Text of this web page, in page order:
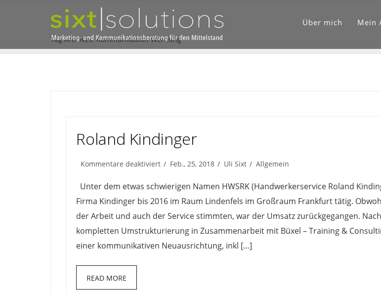
Über mich Mein
Tag Archives: Kommunikation Werbung
Roland Kindinger
Kommentare deaktiviertfür
Kindinger
Feb., 25, 2018 Uli Sixt Allgemein
Unter dem etwas schwierigen Namen HWSRK (Handwerkerservice Roland
Firma Kindinger bis 2016 im Raum Lindenfels im Großraum Frankfurt tätig.
der Arbeit und auch der Service stimmten, war der Umsatz zurückgegangen.
kompletten Umstrukturierung in Zusammenarbeit mit Büxel – Training &
einer kommunikativen Neuausrichtung, inkl […]
READ MORE